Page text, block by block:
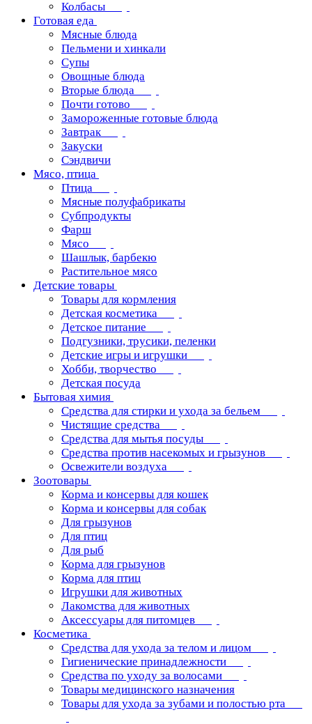
Колбасы
Готовая еда
Мясные блюда
Пельмени и хинкали
Супы
Овощные блюда
Вторые блюда
Почти готово
Замороженные готовые блюда
Завтрак
Закуски
Сэндвичи
Мясо, птица
Птица
Мясные полуфабрикаты
Субпродукты
Фарш
Мясо
Шашлык, барбекю
Растительное мясо
Детские товары
Товары для кормления
Детская косметика
Детское питание
Подгузники, трусики, пеленки
Детские игры и игрушки
Хобби, творчество
Детская посуда
Бытовая химия
Средства для стирки и ухода за бельем
Чистящие средства
Средства для мытья посуды
Средства против насекомых и грызунов
Освежители воздуха
Зоотовары
Корма и консервы для кошек
Корма и консервы для собак
Для грызунов
Для птиц
Для рыб
Корма для грызунов
Корма для птиц
Игрушки для животных
Лакомства для животных
Аксессуары для питомцев
Косметика
Средства для ухода за телом и лицом
Гигиенические принадлежности
Средства по уходу за волосами
Товары медицинского назначения
Товары для ухода за зубами и полостью рта